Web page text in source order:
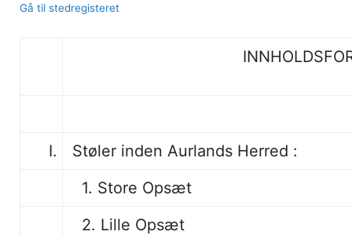
Gå til stedregisteret
I.
Støler inden Aurlands Herred :
1. Store Opsæt
2. Lille Opsæt